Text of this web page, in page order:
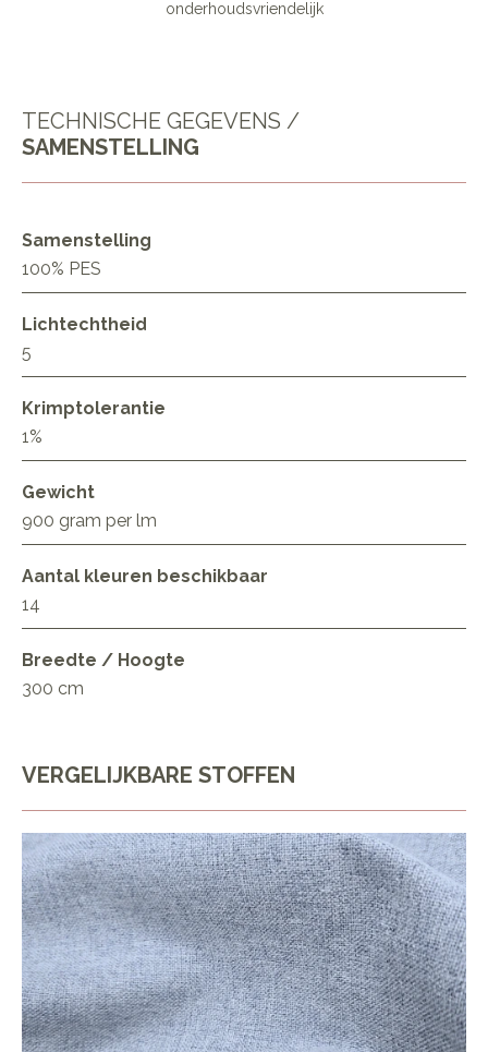
onderhoudsvriendelijk
TECHNISCHE GEGEVENS /
SAMENSTELLING
Samenstelling
100% PES
Lichtechtheid
5
Krimptolerantie
1%
Gewicht
900 gram per lm
Aantal kleuren beschikbaar
14
Breedte / Hoogte
300 cm
VERGELIJKBARE STOFFEN